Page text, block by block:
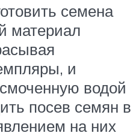
семена
материал
и
водой
посев семян в
на них